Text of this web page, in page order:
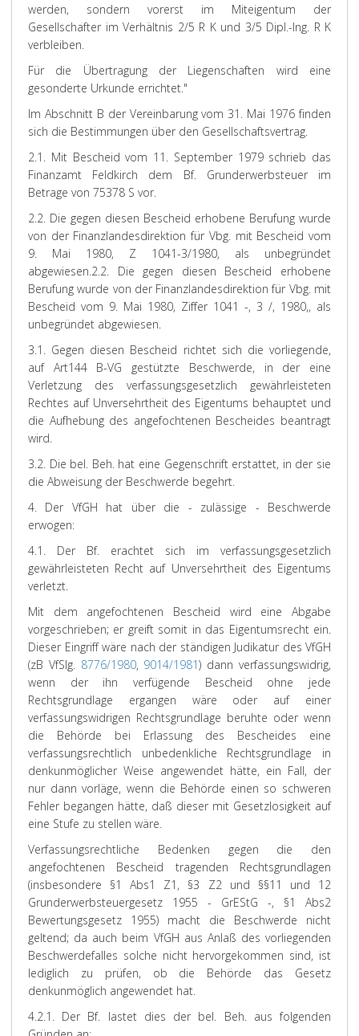
werden, sondern vorerst im Miteigentum der
Gesellschafter im Verhältnis 2/5 R K und 3/5 Dipl.-Ing. R K
verbleiben.
Für die Übertragung der Liegenschaften wird eine
gesonderte Urkunde errichtet."
Im Abschnitt B der Vereinbarung vom 31. Mai 1976 finden
sich die Bestimmungen über den Gesellschaftsvertrag.
2.1. Mit Bescheid vom 11. September 1979 schrieb das
Finanzamt Feldkirch dem Bf. Grunderwerbsteuer im
Betrage von 75378 S vor.
2.2. Die gegen diesen Bescheid erhobene Berufung wurde
von der Finanzlandesdirektion für Vbg. mit Bescheid vom
9. Mai 1980, Z 1041-3/1980, als unbegründet
abgewiesen.2.2. Die gegen diesen Bescheid erhobene
Berufung wurde von der Finanzlandesdirektion für Vbg. mit
Bescheid vom 9. Mai 1980, Ziffer 1041 -, 3 /, 1980,, als
unbegründet abgewiesen.
3.1. Gegen diesen Bescheid richtet sich die vorliegende,
auf Art144 B-VG gestützte Beschwerde, in der eine
Verletzung des verfassungsgesetzlich gewährleisteten
Rechtes auf Unversehrtheit des Eigentums behauptet und
die Aufhebung des angefochtenen Bescheides beantragt
wird.
3.2. Die bel. Beh. hat eine Gegenschrift erstattet, in der sie
die Abweisung der Beschwerde begehrt.
4. Der VfGH hat über die - zulässige - Beschwerde
erwogen:
4.1. Der Bf. erachtet sich im verfassungsgesetzlich
gewährleisteten Recht auf Unversehrtheit des Eigentums
verletzt.
Mit dem angefochtenen Bescheid wird eine Abgabe
vorgeschrieben; er greift somit in das Eigentumsrecht ein.
Dieser Eingriff wäre nach der ständigen Judikatur des VfGH
(zB VfSlg. 8776/1980, 9014/1981) dann verfassungswidrig,
wenn der ihn verfügende Bescheid ohne jede
Rechtsgrundlage ergangen wäre oder auf einer
verfassungswidrigen Rechtsgrundlage beruhte oder wenn
die Behörde bei Erlassung des Bescheides eine
verfassungsrechtlich unbedenkliche Rechtsgrundlage in
denkunmöglicher Weise angewendet hätte, ein Fall, der
nur dann vorläge, wenn die Behörde einen so schweren
Fehler begangen hätte, daß dieser mit Gesetzlosigkeit auf
eine Stufe zu stellen wäre.
Verfassungsrechtliche Bedenken gegen die den
angefochtenen Bescheid tragenden Rechtsgrundlagen
(insbesondere §1 Abs1 Z1, §3 Z2 und §§11 und 12
Grunderwerbsteuergesetz 1955 - GrEStG -, §1 Abs2
Bewertungsgesetz 1955) macht die Beschwerde nicht
geltend; da auch beim VfGH aus Anlaß des vorliegenden
Beschwerdefalles solche nicht hervorgekommen sind, ist
lediglich zu prüfen, ob die Behörde das Gesetz
denkunmöglich angewendet hat.
4.2.1. Der Bf. lastet dies der bel. Beh. aus folgenden